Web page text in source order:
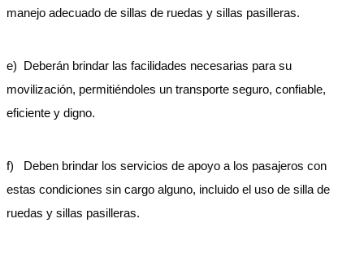
manejo adecuado de sillas de ruedas y sillas pasilleras.
e) Deberán brindar las facilidades necesarias para su
movilización, permitiéndoles un transporte seguro, confiable,
eficiente y digno.
f) Deben brindar los servicios de apoyo a los pasajeros con
estas condiciones sin cargo alguno, incluido el uso de silla de
ruedas y sillas pasilleras.